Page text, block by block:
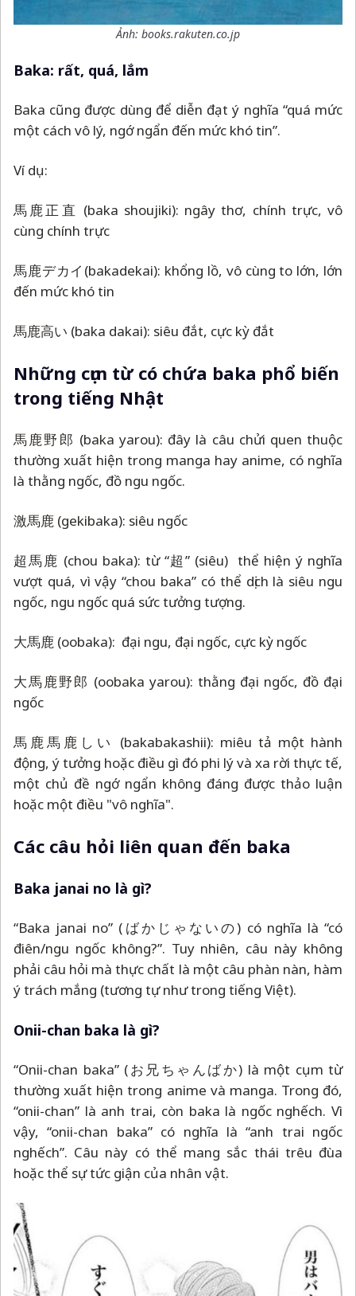
Ảnh: books.rakuten.co.jp
Baka: rất, quá, lắm
Baka cũng được dùng để diễn đạt ý nghĩa “quá mức
một cách vô lý, ngớ ngẩn đến mức khó tin”.
Ví dụ:
馬鹿正直 (baka shoujiki): ngây thơ, chính trực, vô
cùng chính trực
馬鹿デカイ(bakadekai): khổng lồ, vô cùng to lớn, lớn
đến mức khó tin
馬鹿高い (baka dakai): siêu đắt, cực kỳ đắt
Những cụm từ có chứa baka phổ biến
trong tiếng Nhật
馬鹿野郎 (baka yarou): đây là câu chửi quen thuộc
thường xuất hiện trong manga hay anime, có nghĩa
là thằng ngốc, đồ ngu ngốc.
激馬鹿 (gekibaka): siêu ngốc
超馬鹿 (chou baka): từ “超” (siêu) thể hiện ý nghĩa
vượt quá, vì vậy “chou baka” có thể dịch là siêu ngu
ngốc, ngu ngốc quá sức tưởng tượng.
大馬鹿 (oobaka): đại ngu, đại ngốc, cực kỳ ngốc
大馬鹿野郎 (oobaka yarou): thằng đại ngốc, đồ đại
ngốc
馬鹿馬鹿しい (bakabakashii): miêu tả một hành
động, ý tưởng hoặc điều gì đó phi lý và xa rời thực tế,
một chủ đề ngớ ngẩn không đáng được thảo luận
hoặc một điều "vô nghĩa".
Các câu hỏi liên quan đến baka
Baka janai no là gì?
“Baka janai no” (ばかじゃないの) có nghĩa là “có
điên/ngu ngốc không?”. Tuy nhiên, câu này không
phải câu hỏi mà thực chất là một câu phàn nàn, hàm
ý trách mắng (tương tự như trong tiếng Việt).
Onii-chan baka là gì?
“Onii-chan baka” (お兄ちゃんばか) là một cụm từ
thường xuất hiện trong anime và manga. Trong đó,
“onii-chan” là anh trai, còn baka là ngốc nghếch. Vì
vậy, “onii-chan baka” có nghĩa là “anh trai ngốc
nghếch”. Câu này có thể mang sắc thái trêu đùa
hoặc thể sự tức giận của nhân vật.